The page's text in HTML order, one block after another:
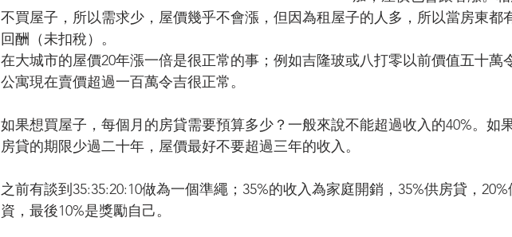
不買屋子，所以需求少，屋價幾乎不會漲，但因為租屋子的人多，所以當房東都
回酬（未扣稅）。
在大城市的屋價20年漲一倍是很正常的事；例如吉隆玻或八打零以前價值五十萬
公寓現在賣價超過一百萬令吉很正常。
如果想買屋子，每個月的房貸需要預算多少？一般來說不能超過收入的40%。如
房貸的期限少過二十年，屋價最好不要超過三年的收入。
之前有談到35:35:20:10做為一個準繩；35%的收入為家庭開銷，35%供房貸，
資，最後10%是獎勵自己。